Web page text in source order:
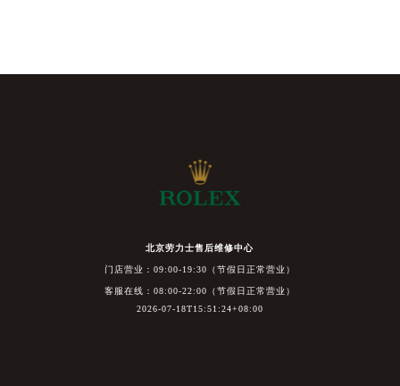
北京劳力士售后维修中心
门店营业：09:00-19:30（节假日正常营业）
客服在线：08:00-22:00（节假日正常营业）
2026-07-18T15:51:24+08:00